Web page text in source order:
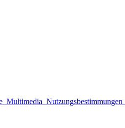
Multimedia Nutzungsbestimmungen